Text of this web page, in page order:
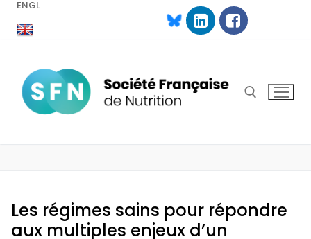
AllerENGL
Les régimes sains pour répondre
aux multiples enjeux d’un